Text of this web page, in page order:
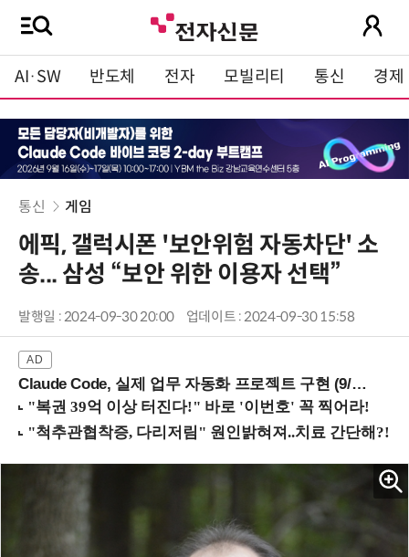
AI·SW 반도체 전자 모빌리티 통신 경제
통신 게임
에픽, 갤럭시폰 '보안위험 자동차단' 소
송... 삼성 “보안 위한 이용자 선택”
발행일 : 2024-09-30 20:00 업데이트 : 2024-09-30 15:58
Claude Code, 실제 업무 자동화 프로젝트 구현 (9/16 ~17 강남역)